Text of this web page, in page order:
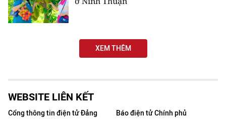
XEM THÊM
WEBSITE LIÊN KẾT
Cổng thông tin điện tử Đảng
Báo điện tử Chính phủ